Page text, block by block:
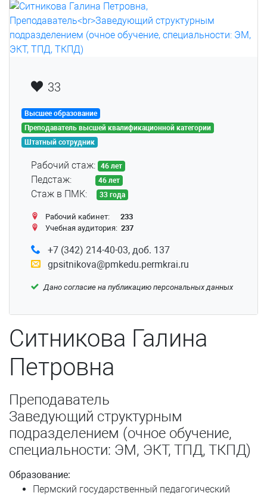
Лысова Анна Александровна
Матвеева Ольга Владимировна
Мустакимова Александра Александровна
Нифантов Дмитрий Алексеевич
Пашина Виолетта Дмитриевна
Подвинцев Сергей Сергеевич
Поденьщиков Никита Дмитриевич
Пономарева Ольга Анатольевна
Поспелова Ирина Анатольевна
Потапов Юрий Александрович
Приказчиков Игорь Владимирович
Приказчикова Ольга Сергеевна
Рандина Анна Александровна
Родионова Наталья Николаевна
Самсонова Надежда Сергеевна
33
Высшее образование
Преподаватель высшей квалификационной категории
Штатный сотрудник
Рабочий стаж: 46 лет
Педстаж: 46 лет
Стаж в ПМК: 33 года
Рабочий кабинет: 233
Учебная аудитория: 237
+7 (342) 214-40-03, доб. 137
gpsitnikova@pmkedu.permkrai.ru
Дано согласие на публикацию персональных данных
Ситникова Галина
Петровна
Преподаватель
Заведующий структурным
подразделением (очное обучение,
специальности: ЭМ, ЭКТ, ТПД, ТКПД)
Образование:
Пермский государственный педагогический